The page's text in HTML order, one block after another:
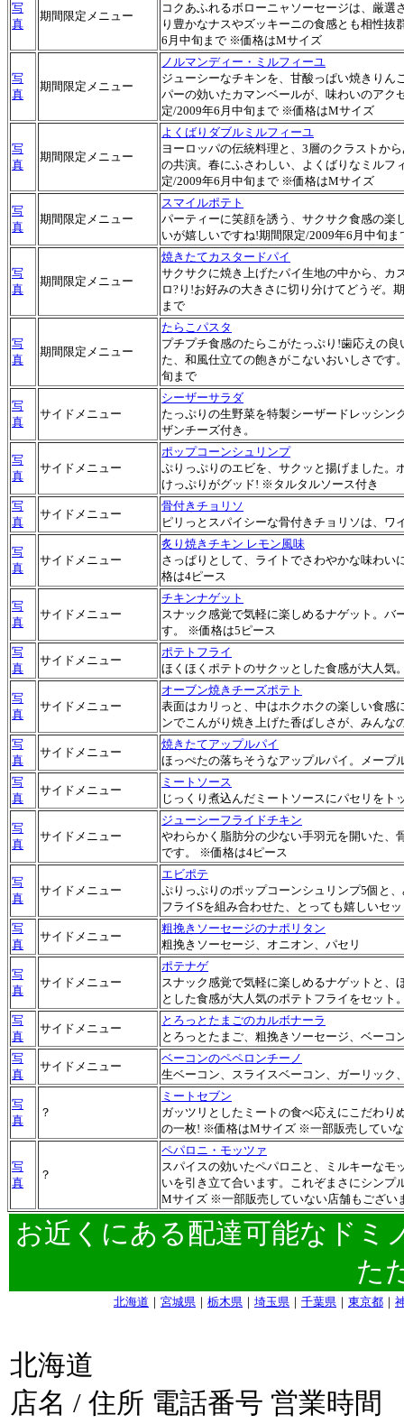
写
真
期間限定メニュー
コクあふれるボローニャソーセージは、厳選
り豊かなナスやズッキーニの食感とも相性抜
6月中旬まで ※価格はMサイズ
写
真
期間限定メニュー
ノルマンディー・ミルフィーユ
ジューシーなチキンを、甘酸っぱい焼きりん
パーの効いたカマンベールが、味わいのアク
定/2009年6月中旬まで ※価格はMサイズ
写
真
期間限定メニュー
よくばりダブルミルフィーユ
ヨーロッパの伝統料理と、3層のクラストか
の共演。春にふさわしい、よくばりなミルフ
定/2009年6月中旬まで ※価格はMサイズ
写
真
期間限定メニュー
スマイルポテト
パーティーに笑顔を誘う、サクサク食感の楽
いが嬉しいですね!期間限定/2009年6月中旬ま
写
真
期間限定メニュー
焼きたてカスタードパイ
サクサクに焼き上げたパイ生地の中から、カ
ロ?り!お好みの大きさに切り分けてどうぞ。
まで
写
真
期間限定メニュー
たらこパスタ
プチプチ食感のたらこがたっぷり!歯応えの
た、和風仕立ての飽きがこないおいしさです
旬まで
写
真
サイドメニュー
シーザーサラダ
たっぷりの生野菜を特製シーザードレッシン
ザンチーズ付き。
写
真
サイドメニュー
ポップコーンシュリンプ
ぷりっぷりのエビを、サクッと揚げました。
けっぷりがグッド! ※タルタルソース付き
写
真
サイドメニュー
骨付きチョリソ
ピリっとスパイシーな骨付きチョリソは、ワ
写
真
サイドメニュー
炙り焼きチキン レモン風味
さっぱりとして、ライトでさわやかな味わ
格は4ピース
写
真
サイドメニュー
チキンナゲット
スナック感覚で気軽に楽しめるナゲット。バ
す。 ※価格は5ピース
写
真
サイドメニュー
ポテトフライ
ほくほくポテトのサクッとした食感が大人気
写
真
サイドメニュー
オーブン焼きチーズポテト
表面はカリっと、中はホクホクの楽しい食感
ンでこんがり焼き上げた香ばしさが、みんな
写
真
サイドメニュー
焼きたてアップルパイ
ほっぺたの落ちそうなアップルパイ。メープ
写
真
サイドメニュー
ミートソース
じっくり煮込んだミートソースにパセリをト
写
真
サイドメニュー
ジューシーフライドチキン
やわらかく脂肪分の少ない手羽元を開いた、
です。 ※価格は4ピース
写
真
サイドメニュー
エビポテ
ぷりっぷりのポップコーンシュリンプ5個と
フライSを組み合わせた、とっても嬉しいセ
写
真
サイドメニュー
粗挽きソーセージのナポリタン
粗挽きソーセージ、オニオン、パセリ
写
真
サイドメニュー
ポテナゲ
スナック感覚で気軽に楽しめるナゲットと、
とした食感が大人気のポテトフライをセット
写
真
サイドメニュー
とろっとたまごのカルボナーラ
とろっとたまご、粗挽きソーセージ、ベーコ
写
真
サイドメニュー
ベーコンのペペロンチーノ
生ベーコン、スライスベーコン、ガーリック
写
真
？
ミートセブン
ガッツリとしたミートの食べ応えにこだわり
の一枚! ※価格はMサイズ ※一部販売してい
写
真
？
ペパロニ・モッツァ
スパイスの効いたペパロニと、ミルキーなモ
いを引き立て合います。これぞまさにシン
Mサイズ ※一部販売していない店舗もござい
お近くにある配達可能なドミ
た
北海道 ｜ 宮城県 ｜ 栃木県 ｜ 埼玉県 ｜ 千葉県 ｜ 東京都 ｜
北海道
店名 / 住所 電話番号 営業時間